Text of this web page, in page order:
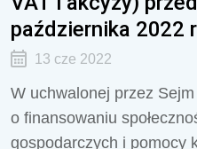
października 2022
13 cze 2022
W uchwalonej przez
o finansowaniu
gospodarczych i pomocy